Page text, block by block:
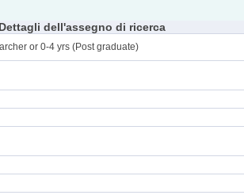
Dettagli dell'assegno di ricerca
or 0-4 yrs (Post graduate)